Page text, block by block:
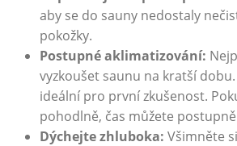
aby se do sauny nedostaly
pokožky.
Postupné aklimatizování:
vyzkoušet saunu na kratší
ideální pro první zkušenost.
pohodlně, čas můžete
Dýchejte zhluboka: Všimněte